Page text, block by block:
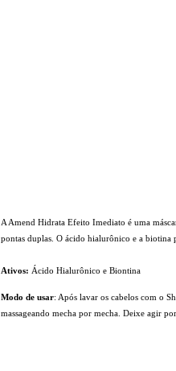
A Amend Hidrata Efeito Imediato é uma
pontas duplas. O ácido hialurônico e a biotina
Ativos: Ácido Hialurônico e Biontina
Modo de usar: Após lavar os cabelos com o
massageando mecha por mecha. Deixe agir